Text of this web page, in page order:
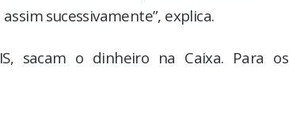
sucessivamente”, explica.
sacam o dinheiro na Caixa. Para os